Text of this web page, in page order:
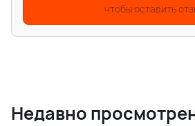
чтобы оставить
Недавно